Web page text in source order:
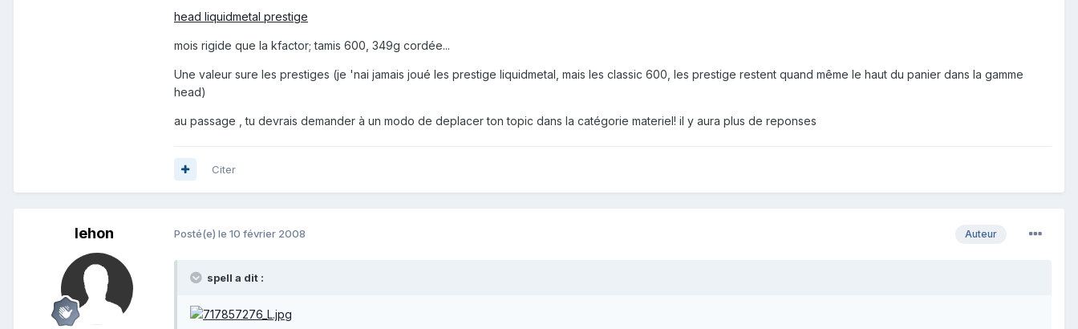
head liquidmetal prestige
mois rigide que la kfactor; tamis 600, 349g cordée...
Une valeur sure les prestiges (je 'nai jamais joué les prestige liquidmetal, mais les classic 600, les prestige restent quand même le haut du panier dans la gamme
head)
au passage , tu devrais demander à un modo de deplacer ton topic dans la catégorie materiel! il y aura plus de reponses
Citer
lehon Auteur
Posté(e) le 10 février 2008
spell a dit :